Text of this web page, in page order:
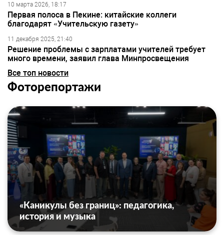
10 марта 2026, 18:17
Первая полоса в Пекине: китайские коллеги
благодарят «Учительскую газету»
11 декабря 2025, 21:40
Решение проблемы с зарплатами учителей требует
много времени, заявил глава Минпросвещения
Все топ новости
Фоторепортажи
«Каникулы без границ»: педагогика,
история и музыка